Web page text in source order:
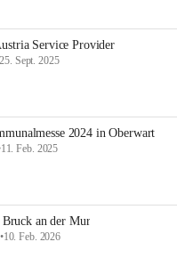
Service Provider
25. Sept. 2025
2024 in Oberwart
11. Feb. 2025
an der Mur
•10. Feb. 2026